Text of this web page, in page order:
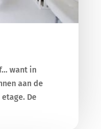
want in
aan de
De